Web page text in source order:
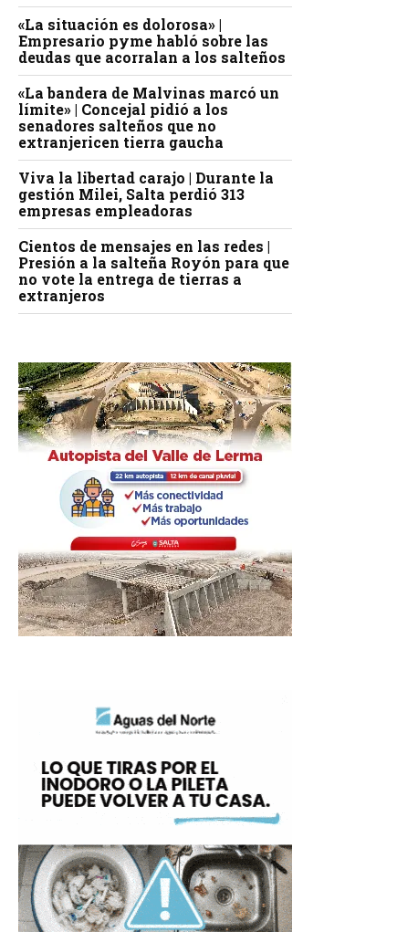
«La situación es dolorosa» |
Empresario pyme habló sobre las
deudas que acorralan a los salteños
«La bandera de Malvinas marcó un
límite» | Concejal pidió a los
senadores salteños que no
extranjericen tierra gaucha
Viva la libertad carajo | Durante la
gestión Milei, Salta perdió 313
empresas empleadoras
Cientos de mensajes en las redes |
Presión a la salteña Royón para que
no vote la entrega de tierras a
extranjeros